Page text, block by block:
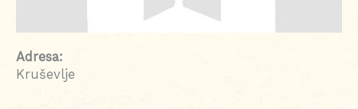
Adresa:
Kruševlje